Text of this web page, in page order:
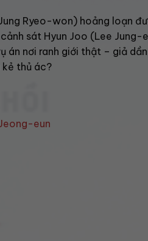
Ryeo-won) hoảng loạn
sát Hyun Joo (Lee Jung-
án nơi ranh giới thật – giả
thủ ác?
eun